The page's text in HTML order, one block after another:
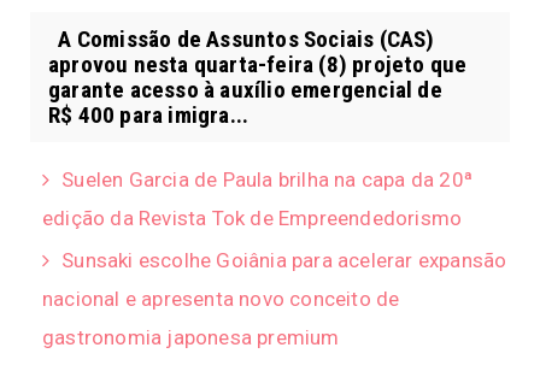
A Comissão de Assuntos Sociais (CAS)
aprovou nesta quarta-feira (8) projeto que
garante acesso à auxílio emergencial de
R$ 400 para imigra...
Suelen Garcia de Paula brilha na capa da 20ª
edição da Revista Tok de Empreendedorismo
Sunsaki escolhe Goiânia para acelerar expansão
nacional e apresenta novo conceito de
gastronomia japonesa premium